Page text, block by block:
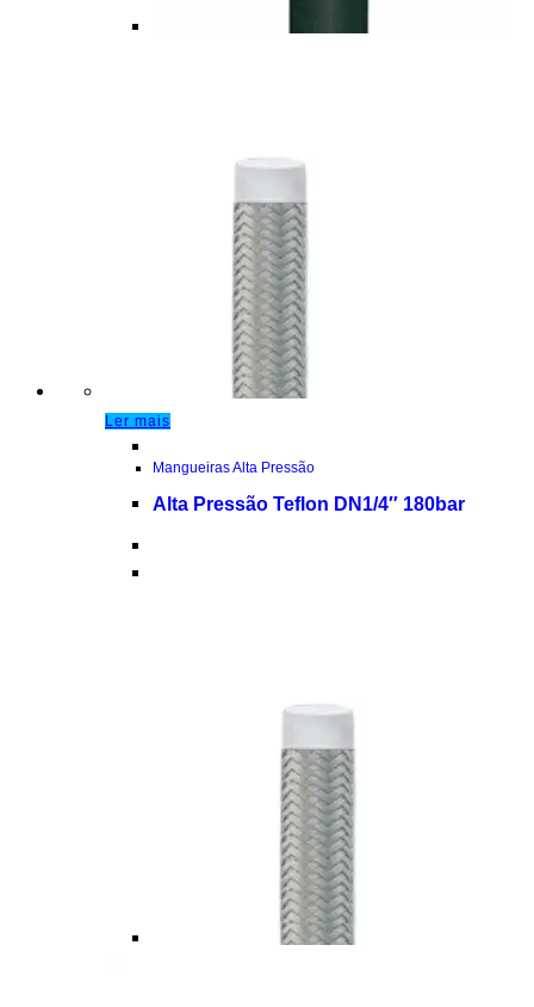
Ler mais
Mangueiras Alta Pressão
Alta Pressão Teflon DN1/4″ 180bar